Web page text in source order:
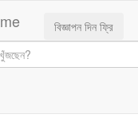
বিজ্ঞাপন দিন ফ্রি